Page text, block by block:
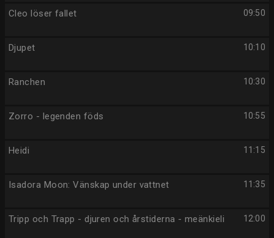
09:50
Cleo löser fallet
10:10
Djupet
10:30
Ranchen
10:55
Zorro - legenden föds
11:15
Heidi
11:35
Isadora Moon: Vänskap under vattnet
12:00
Tripp och Trapp - djuren och årstiderna - meänkieli